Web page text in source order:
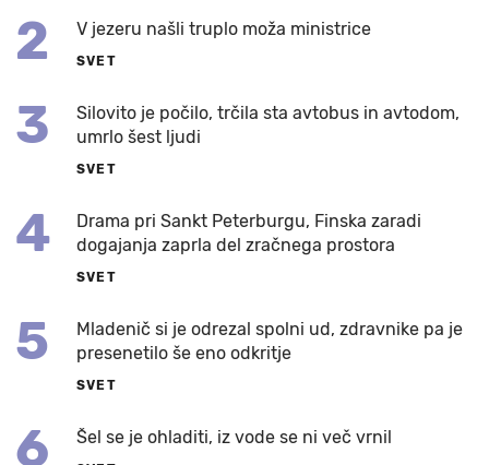
2 V jezeru našli truplo moža ministrice
SVET
3
Silovito je počilo, trčila sta avtobus in avtodom,
umrlo šest ljudi
SVET
4
Drama pri Sankt Peterburgu, Finska zaradi
dogajanja zaprla del zračnega prostora
SVET
5
Mladenič si je odrezal spolni ud, zdravnike pa je
presenetilo še eno odkritje
SVET
6 Šel se je ohladiti, iz vode se ni več vrnil